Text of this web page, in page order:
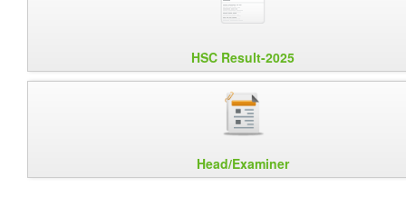
HSC Result-2025
Head/Examiner